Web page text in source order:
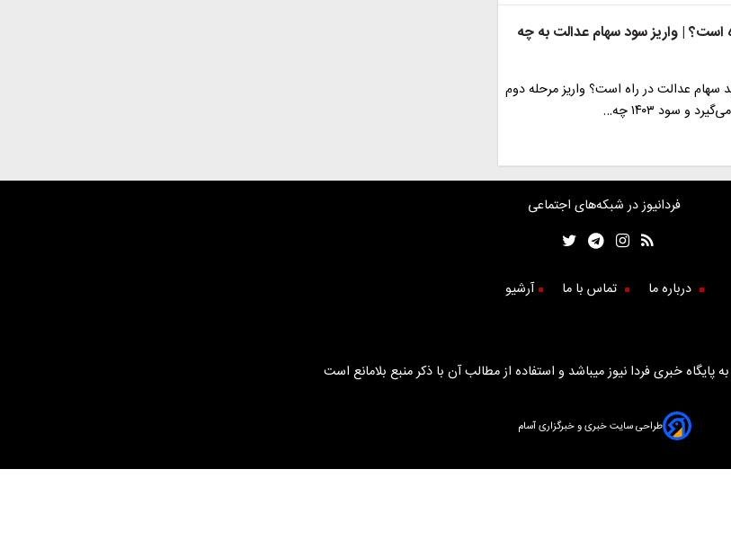
راه است؟ | واریز سود سهام عدالت به چه
جدید سهام عدالت در راه است؟ واریز مرحله دوم
فردانیوز در شبکه‌های اجتماعی
درباره ما تماس با ما آرشیو
خبری فردا نیوز میباشد و استفاده از مطالب آن با ذکر منبع بلامانع است
طراحی سایت خبری و خبرگزاری آسام